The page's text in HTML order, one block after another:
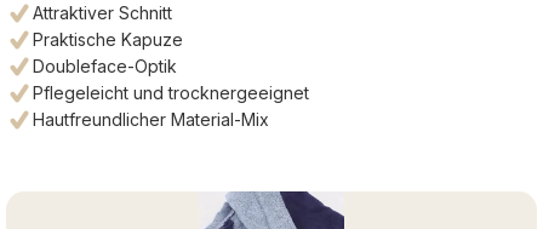
Attraktiver Schnitt
Praktische Kapuze
Doubleface-Optik
Pflegeleicht und trocknergeeignet
Hautfreundlicher Material-Mix